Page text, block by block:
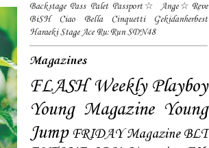
Backstage Pass Palet Passport☆
Ange☆Reve
BiSH
Ciao Bella Cinquetti
Gekidanherbest
Haraeki Stage Ace Ru:Run SDN48
Magazines
FLASH Weekly Playboy
Young Magazine Young
Jump FRIDAY Magazine BLT